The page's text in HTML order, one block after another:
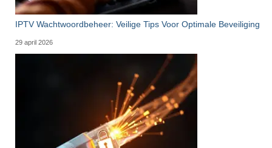
IPTV Wachtwoordbeheer: Veilige Tips Voor Optimale Beveiliging
29 april 2026